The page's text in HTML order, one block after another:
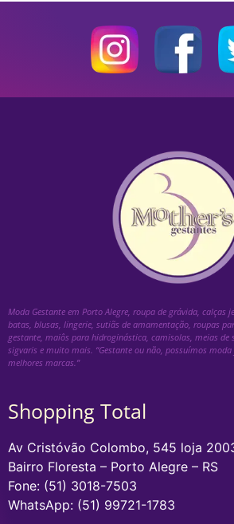
Moda Gestante em Porto Alegre, roupa de grávida, calças
batas, blusas, lingerie, sutiãs de amamentação, roupas
gestante, maiôs para hidroginástica, camisolas, meias de
sigvaris e muito mais. “Gestante ou não, possuímos
melhores marcas.”
Shopping Total
Av Cristóvão Colombo, 545 loja
Bairro Floresta – Porto Alegre – RS
Fone: (51) 3018-7503
WhatsApp: (51) 99721-1783